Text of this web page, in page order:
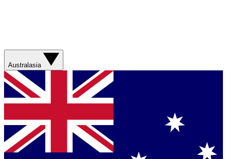
Australasia